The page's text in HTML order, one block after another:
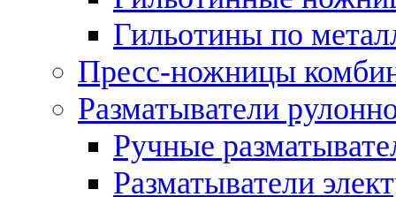
Гильотины по
Пресс-ножницы
Разматыватели
Ручные
Разматыватели